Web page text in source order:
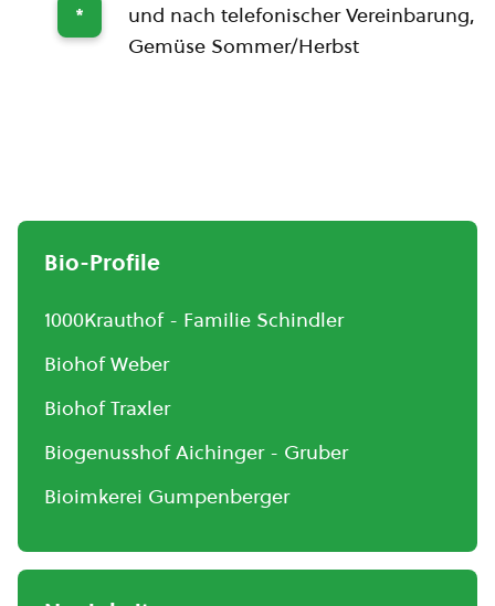
*
und nach telefonischer Vereinbarung,
Gemüse Sommer/Herbst
Bio-Profile
1000Krauthof - Familie Schindler
Biohof Weber
Biohof Traxler
Biogenusshof Aichinger - Gruber
Bioimkerei Gumpenberger